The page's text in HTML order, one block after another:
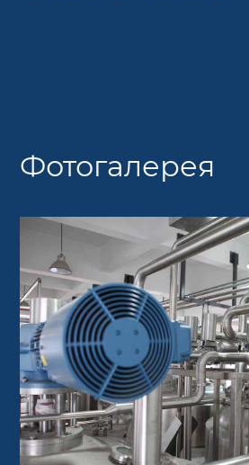
Фотогалерея